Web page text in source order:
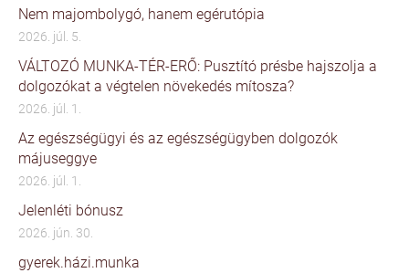
Nem majombolygó, hanem egérutópia
2026. júl. 5.
VÁLTOZÓ MUNKA-TÉR-ERŐ: Pusztító présbe hajszolja a
dolgozókat a végtelen növekedés mítosza?
2026. júl. 1.
Az egészségügyi és az egészségügyben dolgozók
májuseggye
2026. júl. 1.
Jelenléti bónusz
2026. jún. 30.
gyerek.házi.munka